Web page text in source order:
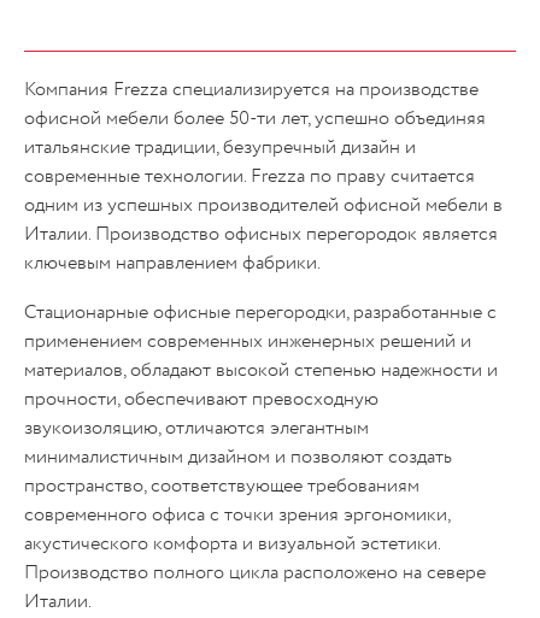
Компания Frezza специализируется на производстве
офисной мебели более 50-ти лет, успешно объединяя
итальянские традиции, безупречный дизайн и
современные технологии. Frezza по праву считается
одним из успешных производителей офисной мебели в
Италии. Производство офисных перегородок является
ключевым направлением фабрики.
Стационарные офисные перегородки, разработанные с
применением современных инженерных решений и
материалов, обладают высокой степенью надежности и
прочности, обеспечивают превосходную
звукоизоляцию, отличаются элегантным
минималистичным дизайном и позволяют создать
пространство, соответствующее требованиям
современного офиса с точки зрения эргономики,
акустического комфорта и визуальной эстетики.
Производство полного цикла расположено на севере
Италии.